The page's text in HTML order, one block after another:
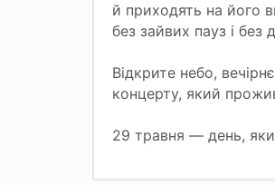
й приходять на його
без зайвих пауз і без
Відкрите небо,
концерту, який
29 травня — день,